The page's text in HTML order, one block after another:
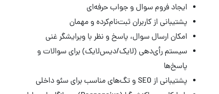
ایجاد فروم سوال و جواب حرفه‌ای
پشتیبانی از کاربران ثبت‌نام‌کرده و مهمان
امکان ارسال سوال، پاسخ و نظر با ویرایشگر غنی
سیستم رأی‌دهی (لایک/دیس‌لایک) برای سوالات و
پاسخ‌ها
پشتیبانی از SEO و تگ‌های مناسب برای سئو داخلی